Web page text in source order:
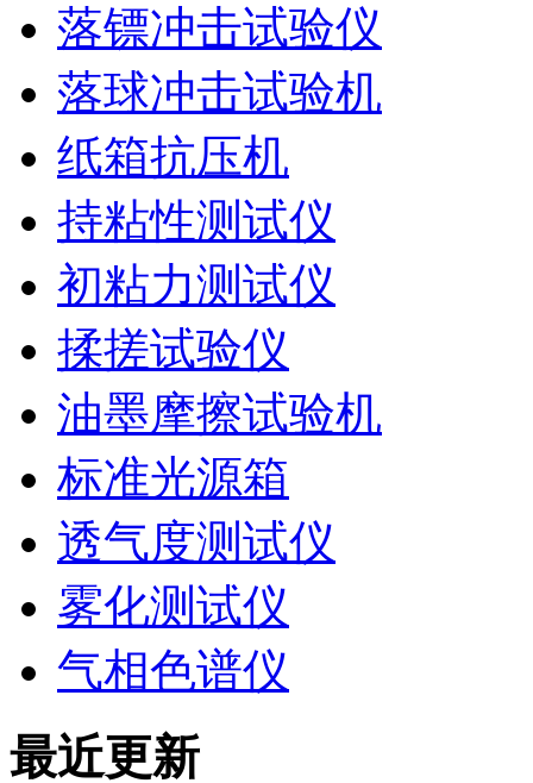
落镖冲击试验仪
落球冲击试验机
纸箱抗压机
持粘性测试仪
初粘力测试仪
揉搓试验仪
油墨摩擦试验机
标准光源箱
透气度测试仪
雾化测试仪
气相色谱仪
最近更新